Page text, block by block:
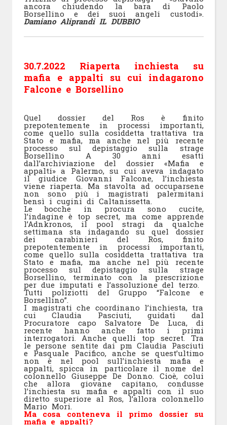
ancora chiudendo la bara di Paolo
Borsellino e dei suoi angeli custodi».
Damiano Aliprandi IL DUBBIO
30.7.2022 Riaperta inchiesta su
mafia e appalti su cui indagarono
Falcone e Borsellino
Quel dossier del Ros è finito
prepotentemente in processi importanti,
come quello sulla cosiddetta trattativa tra
Stato e mafia, ma anche nel più recente
processo sul depistaggio sulla strage
Borsellino A 30 anni esatti
dall’archiviazione del dossier «Mafia e
appalti» a Palermo, su cui aveva indagato
il giudice Giovanni Falcone, l’inchiesta
viene riaperta. Ma stavolta ad occuparsene
non sono più i magistrati palermitani
bensì i cugini di Caltanissetta.
Le bocche in procura sono cucite,
l’indagine è top secret, ma come apprende
l’Adnkronos, il pool stragi da qualche
settimana sta indagando su quel dossier
dei carabinieri del Ros, finito
prepotentemente in processi importanti,
come quello sulla cosiddetta trattativa tra
Stato e mafia, ma anche nel più recente
processo sul depistaggio sulla strage
Borsellino, terminato con la prescrizione
per due imputati e l’assoluzione del terzo.
Tutti poliziotti del Gruppo “Falcone e
Borsellino”.
I magistrati che coordinano l’inchiesta, tra
cui Claudia Pasciuti, guidati dal
Procuratore capo Salvatore De Luca, di
recente hanno anche fatto i primi
interrogatori. Anche quelli top secret. Tra
le persone sentite dai pm Claudia Pasciuti
e Pasquale Pacifico, anche se quest’ultimo
non è nel pool sull’inchiesta mafia e
appalti, spicca in particolare il nome del
colonnello Giuseppe De Donno. Cioè, colui
che allora giovane capitano, condusse
l’inchiesta su mafia e appalti con il suo
diretto superiore al Ros, l’allora colonnello
Mario Mori.
Ma cosa conteneva il primo dossier su
mafia e appalti?